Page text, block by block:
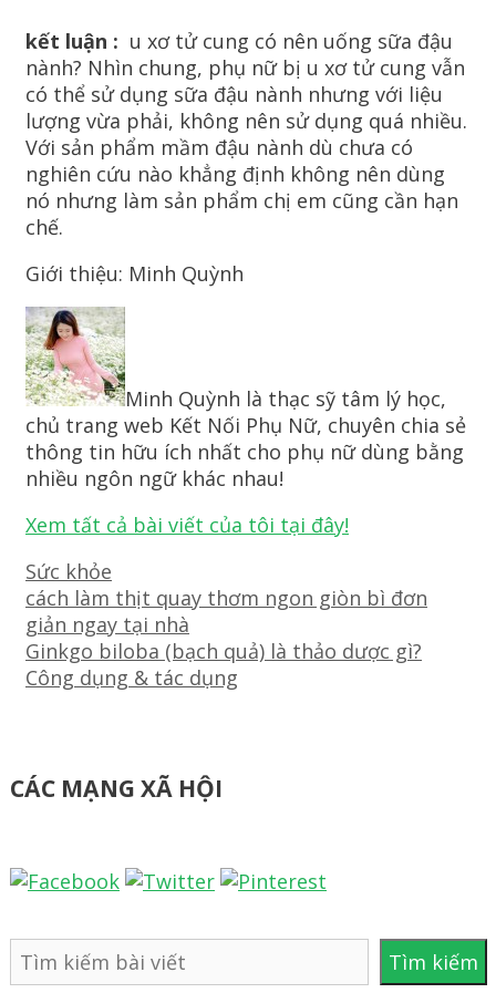
kết luận : u xơ tử cung có nên uống sữa đậu
nành? Nhìn chung, phụ nữ bị u xơ tử cung vẫn
có thể sử dụng sữa đậu nành nhưng với liệu
lượng vừa phải, không nên sử dụng quá nhiều.
Với sản phẩm mầm đậu nành dù chưa có
nghiên cứu nào khẳng định không nên dùng
nó nhưng làm sản phẩm chị em cũng cần hạn
chế.
Giới thiệu: Minh Quỳnh
Minh Quỳnh là thạc sỹ tâm lý học,
chủ trang web Kết Nối Phụ Nữ, chuyên chia sẻ
thông tin hữu ích nhất cho phụ nữ dùng bằng
nhiều ngôn ngữ khác nhau!
Xem tất cả bài viết của tôi tại đây!
Danh
mục
Sức khỏe
Điều
hướng
bài
viết
cách làm thịt quay thơm ngon giòn bì đơn
giản ngay tại nhà
Ginkgo biloba (bạch quả) là thảo dược gì?
Công dụng & tác dụng
CÁC MẠNG XÃ HỘI
Tìm
kiếm
Tìm kiếm